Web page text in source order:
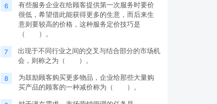
6
有些服务企业在给顾客提供第一次服务时要价
很低，希望借此能获得更多的生意，而后来生
意则要较高的价格，这种服务定价技巧是
（ ）。
7
出现于不同行业之间的交叉与结合部分的市场机
会，则称之为（ ）。
8
为鼓励顾客购买更多物品，企业给那些大量购
买产品的顾客的一种减价称为（ ）。